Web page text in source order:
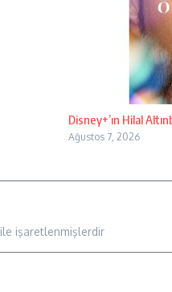
Disney+’ın Hilal
Ağustos 7, 2026
ile işaretlenmişlerdir